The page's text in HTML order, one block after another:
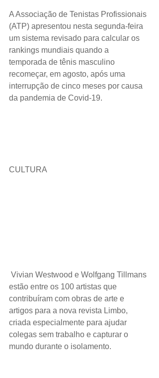
A Associação de Tenistas Profissionais
(ATP) apresentou nesta segunda-feira
um sistema revisado para calcular os
rankings mundiais quando a
temporada de tênis masculino
recomeçar, em agosto, após uma
interrupção de cinco meses por causa
da pandemia de Covid-19.
CULTURA
Vivian Westwood e Wolfgang Tillmans
estão entre os 100 artistas que
contribuíram com obras de arte e
artigos para a nova revista Limbo,
criada especialmente para ajudar
colegas sem trabalho e capturar o
mundo durante o isolamento.